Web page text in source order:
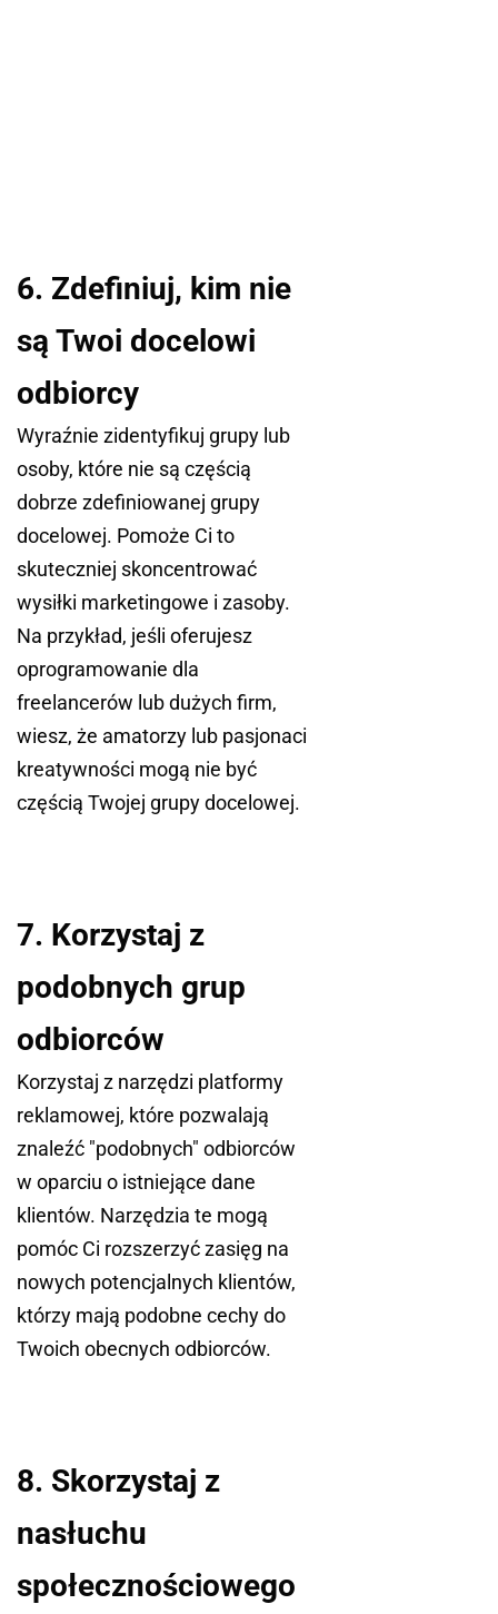
6. Zdefiniuj, kim nie
są Twoi docelowi
odbiorcy
Wyraźnie zidentyfikuj grupy lub
osoby, które nie są częścią
dobrze zdefiniowanej grupy
docelowej. Pomoże Ci to
skuteczniej skoncentrować
wysiłki marketingowe i zasoby.
Na przykład, jeśli oferujesz
oprogramowanie dla
freelancerów lub dużych firm,
wiesz, że amatorzy lub pasjonaci
kreatywności mogą nie być
częścią Twojej grupy docelowej.
7. Korzystaj z
podobnych grup
odbiorców
Korzystaj z narzędzi platformy
reklamowej, które pozwalają
znaleźć "podobnych" odbiorców
w oparciu o istniejące dane
klientów. Narzędzia te mogą
pomóc Ci rozszerzyć zasięg na
nowych potencjalnych klientów,
którzy mają podobne cechy do
Twoich obecnych odbiorców.
8. Skorzystaj z
nasłuchu
społecznościowego